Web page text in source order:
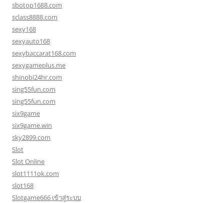
sbotop1688.com
sclass8888.com
sexy168
sexyauto168
sexybaccarat168.com
sexygameplus.me
shinobi24hr.com
sing55fun.com
sing55fun.com
six9game
six9game.win
sky2899.com
Slot
Slot Online
slot1111ok.com
slot168
Slotgame666 เข้าสู่ระบบ